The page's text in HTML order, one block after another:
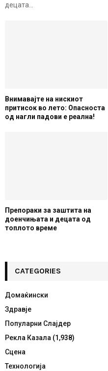
децата...
Внимавајте на нискиот
притисок во лето: Опасноста
од нагли падови е реална!
Препораки за заштита на
доенчињата и децата од
топлото време
CATEGORIES
Домаќински
Здравје
Популарни Слајдер
Рекла Казала (1,938)
Сцена
Технологија